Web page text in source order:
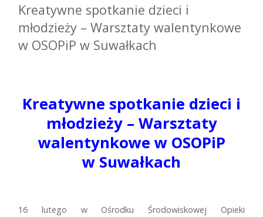
Kreatywne spotkanie dzieci i
młodzieży – Warsztaty walentynkowe
w OSOPiP w Suwałkach
Kreatywne spotkanie dzieci i
młodzieży – Warsztaty
walentynkowe w OSOPiP
w Suwałkach
16 lutego w Ośrodku Środowiskowej Opieki